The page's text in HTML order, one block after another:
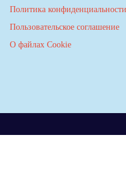
Политика конфиденциальности
Пользовательское соглашение
О файлах Cookie